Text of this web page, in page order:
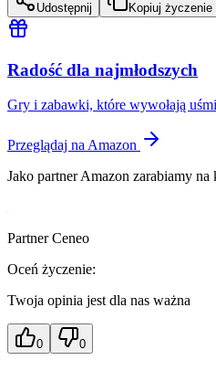
Udostępnij Kopiuj życzenie
Radość dla najmłodszych
Gry i zabawki, które wywołają
Przeglądaj na Amazon
Jako partner Amazon zarabiamy
Partner Ceneo
Oceń życzenie:
Twoja opinia jest dla nas ważna
0 0